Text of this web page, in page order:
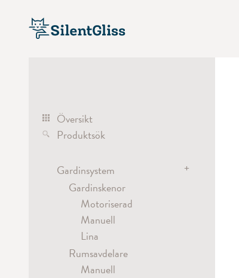
Översikt
Produktsök
Gardinsystem
+
Gardinskenor
Motoriserad
Manuell
Lina
Rumsavdelare
Manuell